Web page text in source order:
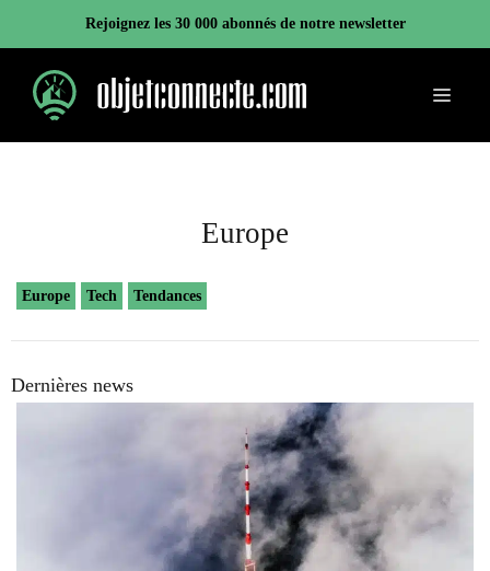
contenu
Rejoignez les 30 000 abonnés de notre newsletter
Menu
Europe
Europe Tech Tendances
Dernières news